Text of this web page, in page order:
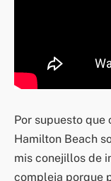
Por supuesto que
Hamilton Beach
mis conejillos de
compleja porque